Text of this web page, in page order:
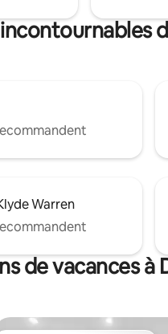
Warren
de vacances à